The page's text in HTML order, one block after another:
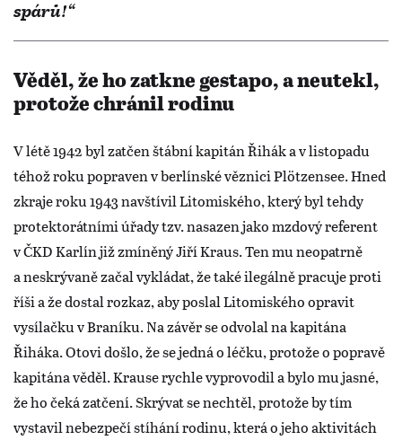
spárů!“
Věděl, že ho zatkne gestapo, a neutekl,
protože chránil rodinu
V létě 1942 byl zatčen štábní kapitán Řihák a v listopadu
téhož roku popraven v berlínské věznici Plötzensee. Hned
zkraje roku 1943 navštívil Litomiského, který byl tehdy
protektorátními úřady tzv. nasazen jako mzdový referent
v ČKD Karlín již zmíněný Jiří Kraus. Ten mu neopatrně
a neskrývaně začal vykládat, že také ilegálně pracuje proti
říši a že dostal rozkaz, aby poslal Litomiského opravit
vysílačku v Braníku. Na závěr se odvolal na kapitána
Řiháka. Otovi došlo, že se jedná o léčku, protože o popravě
kapitána věděl. Krause rychle vyprovodil a bylo mu jasné,
že ho čeká zatčení. Skrývat se nechtěl, protože by tím
vystavil nebezpečí stíhání rodinu, která o jeho aktivitách